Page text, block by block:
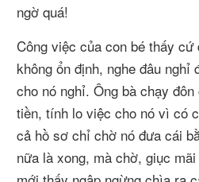
ngờ quá!
Công việc của con bé thấy
không ổn định, nghe đâu nghỉ
cho nó nghỉ. Ông bà chạy
tiền, tính lo việc cho nó vì có
cả hồ sơ chỉ chờ nó đưa cái
nữa là xong, mà chờ, giục